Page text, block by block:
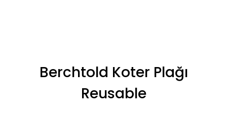
Berchtold Koter Plağı
Reusable